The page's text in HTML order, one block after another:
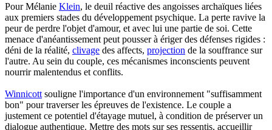
Pour Mélanie Klein, le deuil réactive des angoisses archaïques liées
aux premiers stades du développement psychique. La perte ravive la
peur de perdre l'objet d'amour, et avec lui une partie de soi. Cette
menace d'anéantissement peut pousser à ériger des défenses rigides :
déni de la réalité, clivage des affects, projection de la souffrance sur
l'autre. Au sein du couple, ces mécanismes inconscients peuvent
nourrir malentendus et conflits.
Winnicott souligne l'importance d'un environnement "suffisamment
bon" pour traverser les épreuves de l'existence. Le couple a
justement ce potentiel d'étayage mutuel, à condition de préserver un
dialogue authentique. Mettre des mots sur ses ressentis, accueillir